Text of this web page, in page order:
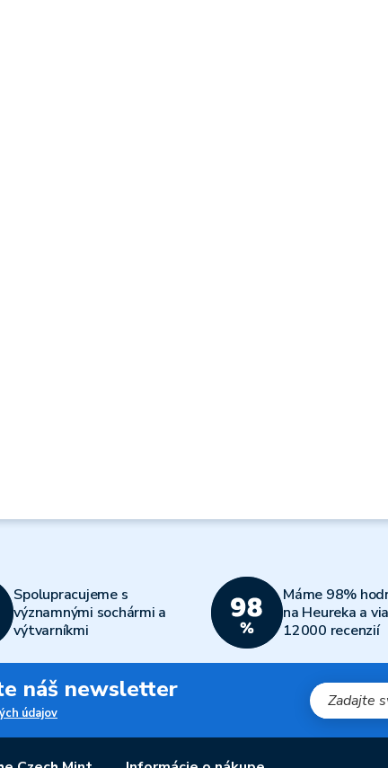
Spolupracujeme s
významnými sochármi a
výtvarníkmi
Máme 98%
na Heureka a
12000 recenzií
náš newsletter
údajov